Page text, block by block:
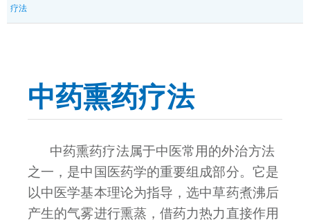
疗法
中药熏药疗法
中药熏药疗法属于中医常用的外治方法
之一，是中国医药学的重要组成部分。它是
以中医学基本理论为指导，选中草药煮沸后
产生的气雾进行熏蒸，借药力热力直接作用